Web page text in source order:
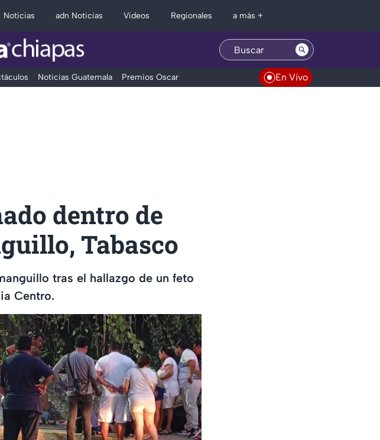
Noticias adn Noticias Videos Regionales a más +
Noticias Guatemala Premios Oscar En Vivo
dentro de
Tabasco
tras el hallazgo de un feto
Centro.